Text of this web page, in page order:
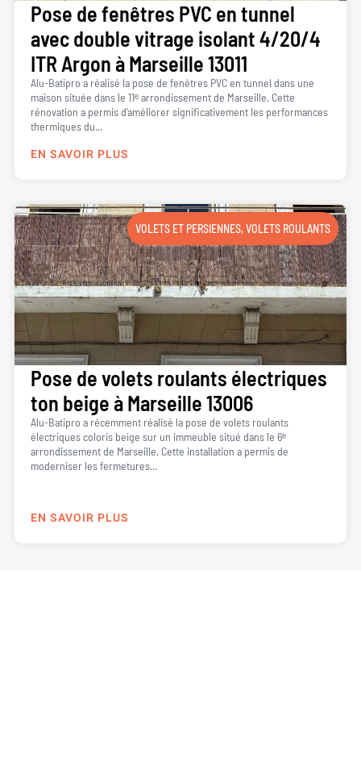
Pose de fenêtres PVC en tunnel
avec double vitrage isolant 4/20/4
ITR Argon à Marseille 13011
Alu-Batipro a réalisé la pose de fenêtres PVC en tunnel dans une
maison située dans le 11ᵉ arrondissement de Marseille. Cette
rénovation a permis d’améliorer significativement les performances
thermiques du...
EN SAVOIR PLUS
VOLETS ET PERSIENNES,VOLETS ROULANTS
Pose de volets roulants électriques
ton beige à Marseille 13006
Alu-Batipro a récemment réalisé la pose de volets roulants
électriques coloris beige sur un immeuble situé dans le 6ᵉ
arrondissement de Marseille. Cette installation a permis de
moderniser les fermetures...
EN SAVOIR PLUS